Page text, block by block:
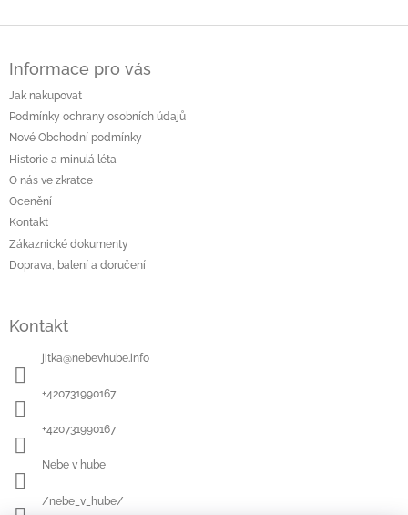
Informace pro vás
Jak nakupovat
Podmínky ochrany osobních údajů
Nové Obchodní podmínky
Historie a minulá léta
O nás ve zkratce
Ocenění
Kontakt
Zákaznické dokumenty
Doprava, balení a doručení
Kontakt
jitka@nebevhube.info
+420731990167
+420731990167
Nebe v hube
/nebe_v_hube/